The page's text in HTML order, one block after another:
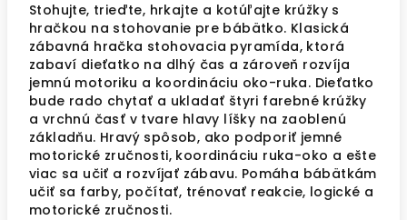
Stohujte, trieďte, hrkajte a kotúľajte krúžky s
hračkou na stohovanie pre bábätko. Klasická
zábavná hračka stohovacia pyramída, ktorá
zabaví dieťatko na dlhý čas a zároveň rozvíja
jemnú motoriku a koordináciu oko-ruka. Dieťatko
bude rado chytať a ukladať štyri farebné krúžky
a vrchnú časť v tvare hlavy líšky na zaoblenú
základňu. Hravý spôsob, ako podporiť jemné
motorické zručnosti, koordináciu ruka-oko a ešte
viac sa učiť a rozvíjať zábavu. Pomáha bábätkám
učiť sa farby, počítať, trénovať reakcie, logické a
motorické zručnosti.